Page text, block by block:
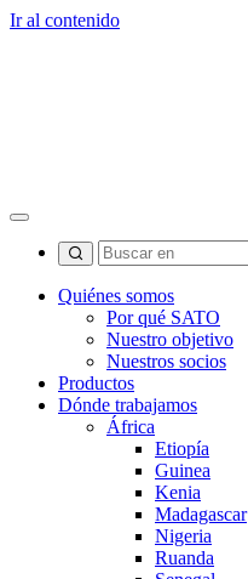
Ir al contenido
Quiénes somos
Por qué SATO
Nuestro objetivo
Nuestros socios
Productos
Dónde trabajamos
África
Etiopía
Guinea
Kenia
Madagascar
Nigeria
Ruanda